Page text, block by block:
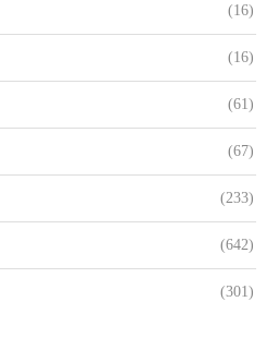
(16)
(16)
(61)
(67)
(233)
(642)
(301)